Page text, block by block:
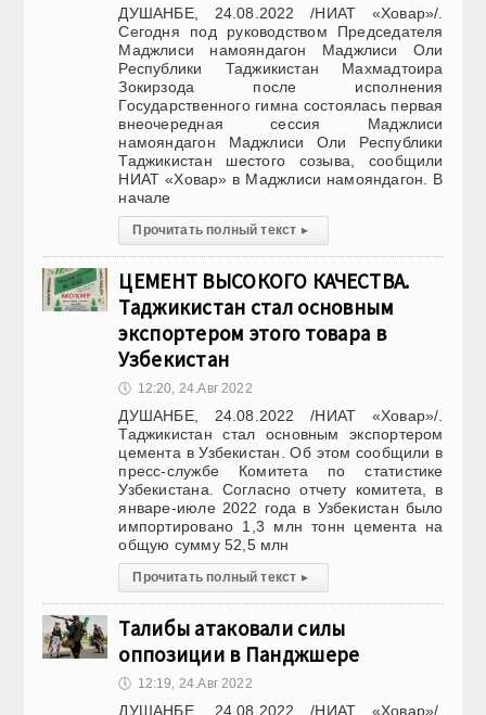
ДУШАНБЕ, 24.08.2022 /НИАТ «Ховар»/.
Сегодня под руководством Председателя
Маджлиси намояндагон Маджлиси Оли
Республики Таджикистан Махмадтоира
Зокирзода после исполнения
Государственного гимна состоялась первая
внеочередная сессия Маджлиси
намояндагон Маджлиси Оли Республики
Таджикистан шестого созыва, сообщили
НИАТ «Ховар» в Маджлиси намояндагон. В
начале
Прочитать полный текст ▸
ЦЕМЕНТ ВЫСОКОГО КАЧЕСТВА.
Таджикистан стал основным
экспортером этого товара в
Узбекистан
🕔 12:20, 24.Авг 2022
ДУШАНБЕ, 24.08.2022 /НИАТ «Ховар»/.
Таджикистан стал основным экспортером
цемента в Узбекистан. Об этом сообщили в
пресс-службе Комитета по статистике
Узбекистана. Согласно отчету комитета, в
январе-июле 2022 года в Узбекистан было
импортировано 1,3 млн тонн цемента на
общую сумму 52,5 млн
Прочитать полный текст ▸
Талибы атаковали силы
оппозиции в Панджшере
🕔 12:19, 24.Авг 2022
ДУШАНБЕ, 24.08.2022 /НИАТ «Ховар»/.